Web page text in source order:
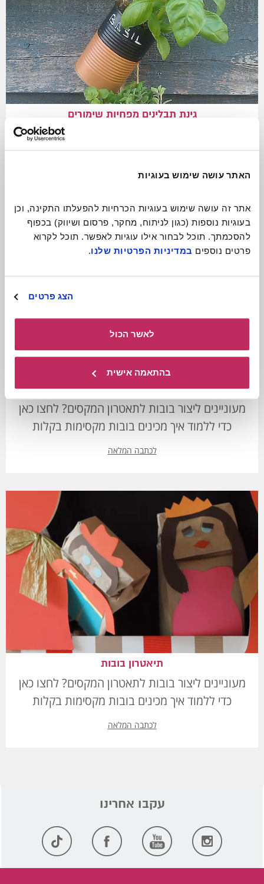
האתר עושה שימוש בעוגיות
פרטים נוספים במדיניות הפרטיות שלנו.
הצג פרטים
לאשר הכול
בהתאמה אישית
גינת תבלינים מפחיות שימורים
פחיות שימורים ישנות יכולות להפוך לגינת תבלינים
ניידת ומקסימה
לכתבה המלאה
תיאטרון בובות
מעוניינים ליצור בובות לתאטרון המקסים? לחצו כאן
כדי ללמוד איך מכינים בובות מקסימות בקלות
לכתבה המלאה
תיאטרון בובות
מעוניינים ליצור בובות לתאטרון המקסים? לחצו כאן
כדי ללמוד איך מכינים בובות מקסימות בקלות
לכתבה המלאה